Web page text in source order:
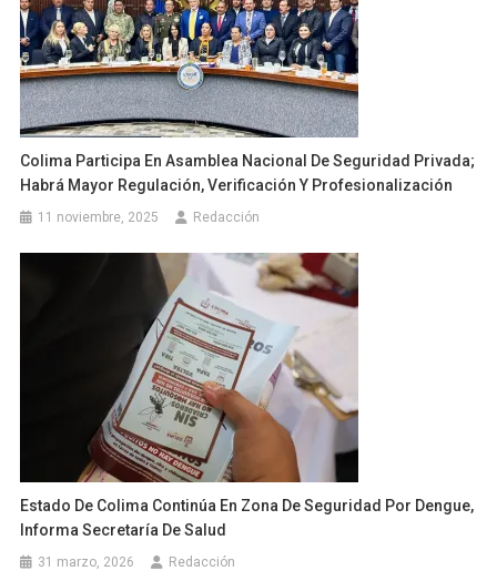
Colima Participa En Asamblea Nacional De Seguridad Privada;
Habrá Mayor Regulación, Verificación Y Profesionalización
11 noviembre, 2025 Redacción
Estado De Colima Continúa En Zona De Seguridad Por Dengue,
Informa Secretaría De Salud
31 marzo, 2026 Redacción